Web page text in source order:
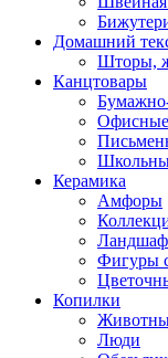
Домашний
Шторы,
Канцтовары
Керамика
Амфоры
Фигуры
Копилки
Люди